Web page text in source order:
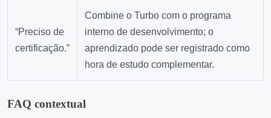
“Preciso de
certificação.”
Combine o Turbo com o programa
interno de desenvolvimento; o
aprendizado pode ser registrado como
hora de estudo complementar.
FAQ contextual